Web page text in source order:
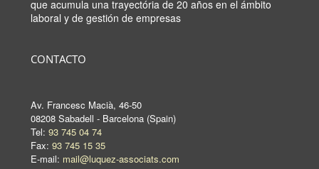
que acumula una trayectória de 20 años en el ámbito
laboral y de gestión de empresas
CONTACTO
Av. Francesc Macià, 46-50
08208 Sabadell - Barcelona (Spain)
Tel: 93 745 04 74
Fax: 93 745 15 35
E-mail: mail@luquez-associats.com